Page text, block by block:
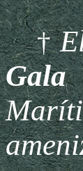
†
Gala